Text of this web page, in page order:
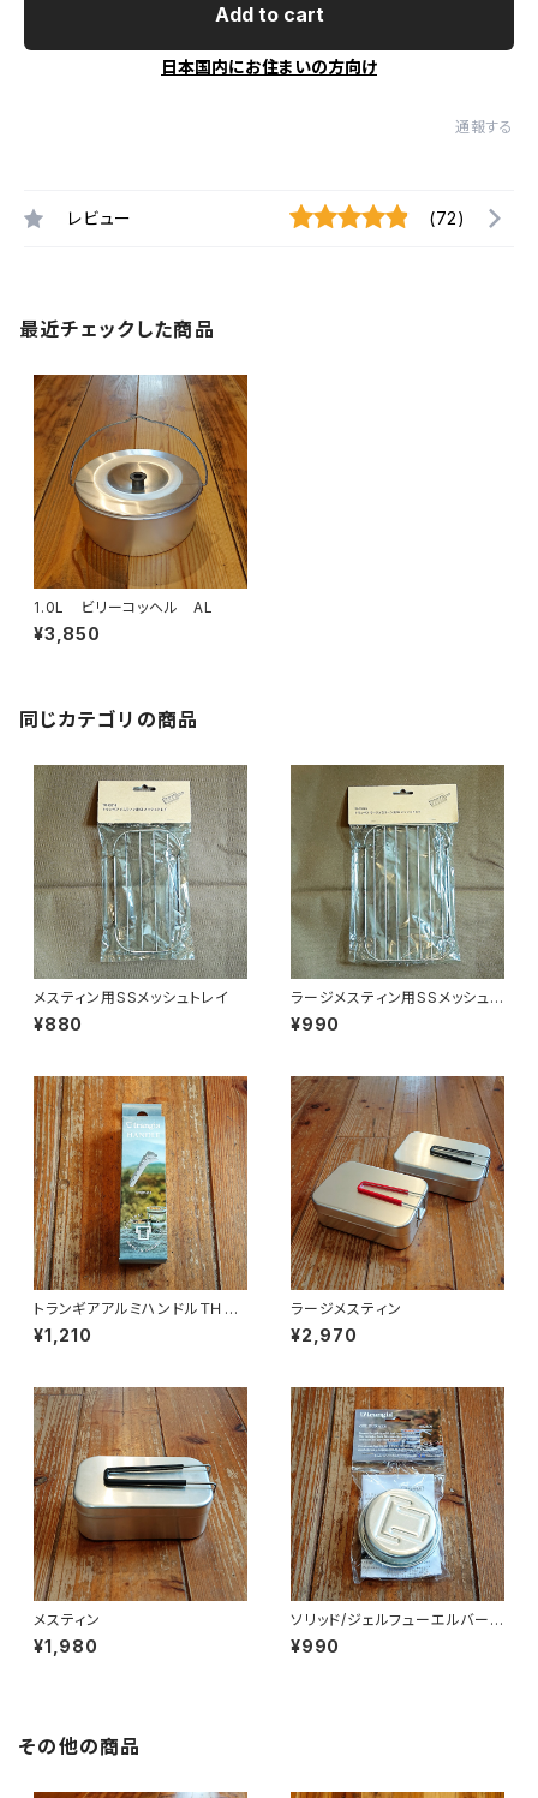
Add to cart
日本国内にお住まいの方向け
通報する
レビュー (72)
最近チェックした商品
1.0L ビリーコッヘル AL
¥3,850
同じカテゴリの商品
メスティン用SSメッシュトレイ
¥880
ラージメスティン用SSメッシュト
レイ
¥990
トランギアアルミハンドルＴＨ２
５
¥1,210
ラージメスティン
¥2,970
メスティン
¥1,980
ソリッド/ジェルフューエルバーナ
ー
¥990
その他の商品